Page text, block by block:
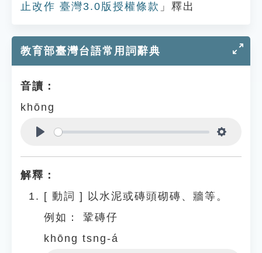
止改作 臺灣3.0版授權條款 」釋出
教育部臺灣台語常用詞辭典
音讀：
khōng
解釋：
[ 動詞 ]
以水泥或磚頭砌磚、牆等。
例如：
鞏磚仔
khōng tsng-á